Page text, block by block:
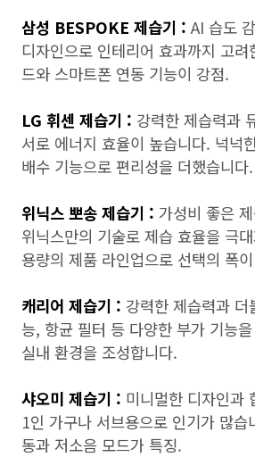
삼성 BESPOKE 제습기 : AI 습도
디자인으로 인테리어 효과까지 고
드와 스마트폰 연동 기능이 강점.
LG 휘센 제습기 : 강력한 제습력과
서로 에너지 효율이 높습니다. 넉넉
배수 기능으로 편리성을 더했습니다.
위닉스 뽀송 제습기 : 가성비 좋은
위닉스만의 기술로 제습 효율을 극
용량의 제품 라인업으로 선택의 폭
캐리어 제습기 : 강력한 제습력과
능, 항균 필터 등 다양한 부가 기능
실내 환경을 조성합니다.
샤오미 제습기 : 미니멀한 디자인과
1인 가구나 서브용으로 인기가 많습
동과 저소음 모드가 특징.